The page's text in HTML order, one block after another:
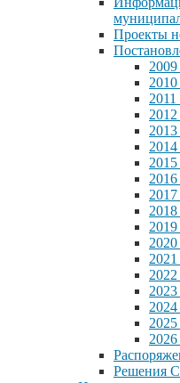
Проекты
2009
2010
2011
2012
2013
2014
2015
2016
2017
2018
2019
2020
2021
2022
2023
2024
2025
2026
Решения